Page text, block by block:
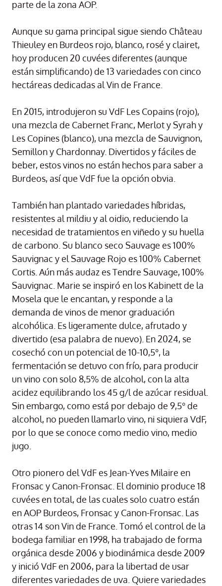
parte de la zona AOP.
Aunque su gama principal sigue siendo Château
Thieuley en Burdeos rojo, blanco, rosé y clairet,
hoy producen 20 cuvées diferentes (aunque
están simplificando) de 13 variedades con cinco
hectáreas dedicadas al Vin de France.
En 2015, introdujeron su VdF Les Copains (rojo),
una mezcla de Cabernet Franc, Merlot y Syrah y
Les Copines (blanco), una mezcla de Sauvignon,
Semillon y Chardonnay. Divertidos y fáciles de
beber, estos vinos no están hechos para saber a
Burdeos, así que VdF fue la opción obvia.
También han plantado variedades híbridas,
resistentes al mildiu y al oidio, reduciendo la
necesidad de tratamientos en viñedo y su huella
de carbono. Su blanco seco Sauvage es 100%
Sauvignac y el Sauvage Rojo es 100% Cabernet
Cortis. Aún más audaz es Tendre Sauvage, 100%
Sauvignac. Marie se inspiró en los Kabinett de la
Mosela que le encantan, y responde a la
demanda de vinos de menor graduación
alcohólica. Es ligeramente dulce, afrutado y
divertido (esa palabra de nuevo). En 2024, se
cosechó con un potencial de 10-10,5°, la
fermentación se detuvo con frío, para producir
un vino con solo 8,5% de alcohol, con la alta
acidez equilibrando los 45 g/l de azúcar residual.
Sin embargo, como está por debajo de 9,5° de
alcohol, no pueden llamarlo vino, ni siquiera VdF,
por lo que se conoce como medio vino, medio
jugo.
Otro pionero del VdF es Jean-Yves Milaire en
Fronsac y Canon-Fronsac. El dominio produce 18
cuvées en total, de las cuales solo cuatro están
en AOP Burdeos, Fronsac y Canon-Fronsac. Las
otras 14 son Vin de France. Tomó el control de la
bodega familiar en 1998, ha trabajado de forma
orgánica desde 2006 y biodinámica desde 2009
y inició VdF en 2006, para la libertad de usar
diferentes variedades de uva. Quiere variedades